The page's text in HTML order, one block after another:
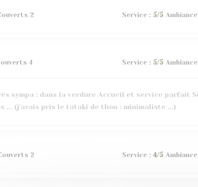
2 Service : 5/5 Ambiance
4 Service : 5/5 Ambiance
sympa : dans la verdure Accueil et service parfait
... (j'avais pris le tataki de thon : minimaliste ...)
2 Service : 4/5 Ambiance